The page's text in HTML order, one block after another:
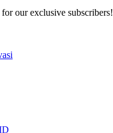
our exclusive subscribers!